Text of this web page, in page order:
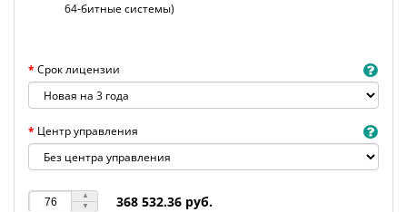
64-битные системы)
Срок лицензии
Центр управления
368 532.36 руб.